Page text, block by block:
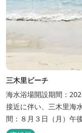
三木里ビーチ
海水浴場開設期間：2026
接近に伴い、三木里海
間：８月３日（月）
１０日（月）以降につ